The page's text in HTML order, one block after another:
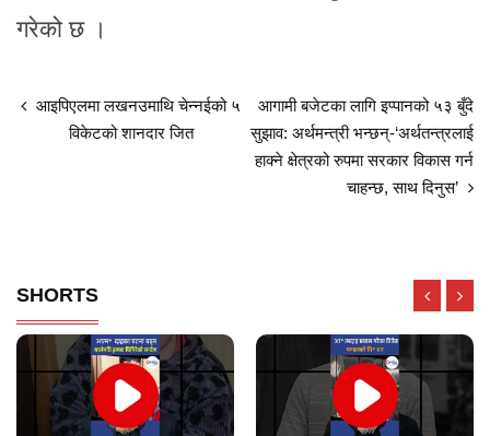
गरेको छ ।
आइपिएलमा लखनउमाथि चेन्नईको ५
विकेटको शानदार जित
आगामी बजेटका लागि इप्पानको ५३ बुँदे
सुझाव: अर्थमन्त्री भन्छन्-‘अर्थतन्त्रलाई
हाक्ने क्षेत्रको रुपमा सरकार विकास गर्न
चाहन्छ, साथ दिनुस’
SHORTS